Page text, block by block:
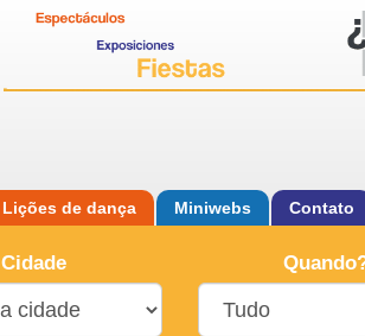
Lições de dança Miniwebs Contato
Cidade